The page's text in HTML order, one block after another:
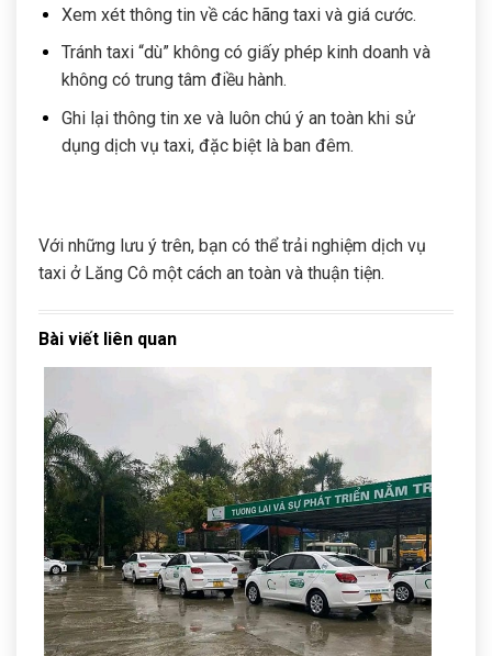
Xem xét thông tin về các hãng taxi và giá cước.
Tránh taxi “dù” không có giấy phép kinh doanh và
không có trung tâm điều hành.
Ghi lại thông tin xe và luôn chú ý an toàn khi sử
dụng dịch vụ taxi, đặc biệt là ban đêm.
Với những lưu ý trên, bạn có thể trải nghiệm dịch vụ
taxi ở Lăng Cô một cách an toàn và thuận tiện.
Bài viết liên quan